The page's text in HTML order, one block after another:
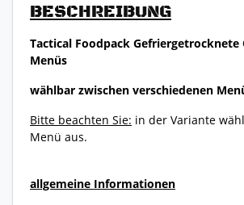
BESCHREIBUNG
Tactical Foodpack
Menüs
wählbar zwischen verschiedenen
Bitte beachten Sie: in der Variante
Menü aus.
allgemeine Informationen